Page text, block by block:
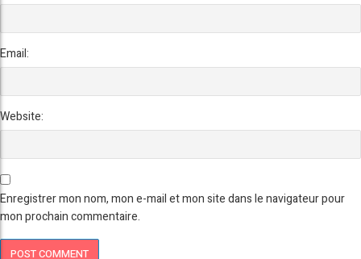
Email:
Website:
Enregistrer mon nom, mon e-mail et mon site dans le navigateur pour
mon prochain commentaire.